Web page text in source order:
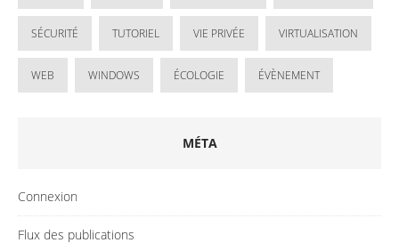
SÉCURITÉ TUTORIEL VIE PRIVÉE VIRTUALISATION
WEB WINDOWS ÉCOLOGIE ÉVÈNEMENT
MÉTA
Connexion
Flux des publications